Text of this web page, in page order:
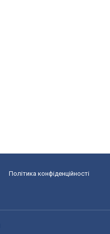
Політика конфіденційності